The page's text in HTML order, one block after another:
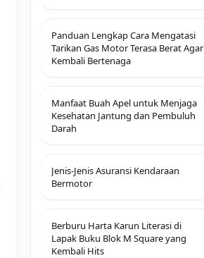
Panduan Lengkap Cara Mengatasi
Tarikan Gas Motor Terasa Berat Agar
Kembali Bertenaga
Manfaat Buah Apel untuk Menjaga
Kesehatan Jantung dan Pembuluh
Darah
Jenis-Jenis Asuransi Kendaraan
Bermotor
Berburu Harta Karun Literasi di
Lapak Buku Blok M Square yang
Kembali Hits